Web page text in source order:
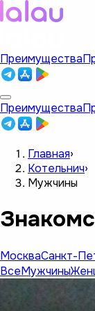
Преимущества
Преимущества
Главная›
Котельнич›
Мужчины
МоскваСанкт-
ВсеМужчины